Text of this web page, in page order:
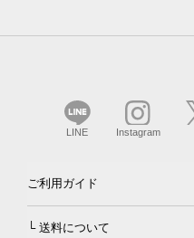
LINE Instagram
ご利用ガイド
└ 送料について